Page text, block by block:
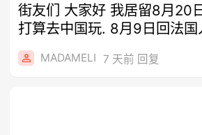
街友们 大家好 我居留8月20
打算去中国玩. 8月9日回法国
MADAMELI 7 天前 回复